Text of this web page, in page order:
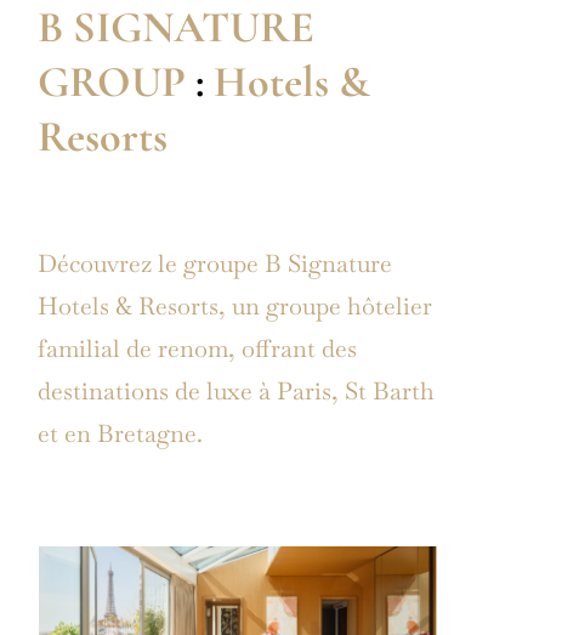
B SIGNATURE
GROUP : Hotels &
Resorts
Découvrez le groupe B Signature
Hotels & Resorts, un groupe hôtelier
familial de renom, offrant des
destinations de luxe à Paris, St Barth
et en Bretagne.